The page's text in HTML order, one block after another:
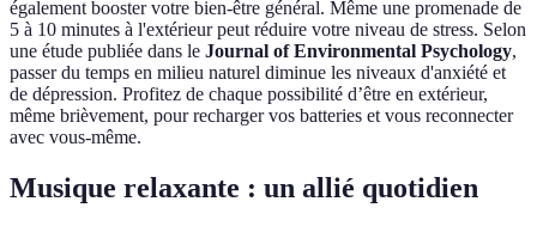
également booster votre bien-être général. Même une promenade de
5 à 10 minutes à l'extérieur peut réduire votre niveau de stress. Selon
une étude publiée dans le Journal of Environmental Psychology,
passer du temps en milieu naturel diminue les niveaux d'anxiété et
de dépression. Profitez de chaque possibilité d’être en extérieur,
même brièvement, pour recharger vos batteries et vous reconnecter
avec vous-même.
Musique relaxante : un allié quotidien